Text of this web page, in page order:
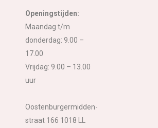
Openingstijden:
Maandag t/m
donderdag: 9.00 –
17.00
Vrijdag: 9.00 – 13.00
uur
Oostenburgermidden-
straat 166 1018 LL